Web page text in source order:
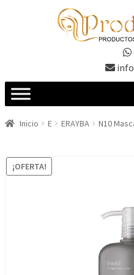
Inicio E ERAYBA N10
¡OFERTA!